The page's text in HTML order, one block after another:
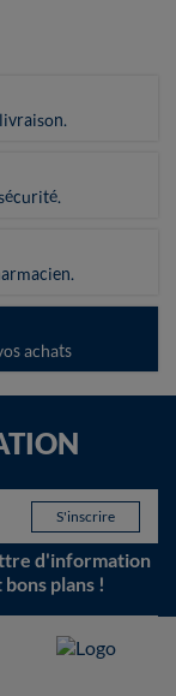
achats
d'information
plans !